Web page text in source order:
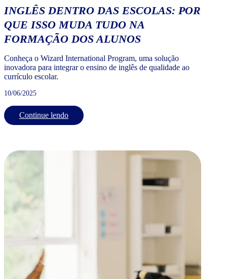
INGLÊS DENTRO DAS ESCOLAS: POR
QUE ISSO MUDA TUDO NA
FORMAÇÃO DOS ALUNOS
Conheça o Wizard International Program, uma solução
inovadora para integrar o ensino de inglês de qualidade ao
currículo escolar.
10/06/2025
Continue lendo